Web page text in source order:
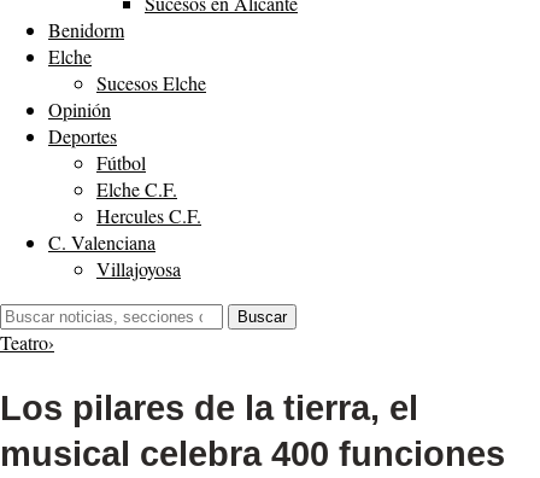
Benidorm
Elche
Sucesos Elche
Opinión
Deportes
Fútbol
Elche C.F.
Hercules C.F.
C. Valenciana
Villajoyosa
Buscar:
Buscar
Teatro›
Los pilares de la tierra, el
musical celebra 400 funciones